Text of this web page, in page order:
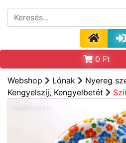
0 Ft
Webshop Lónak Nyereg
Kengyelszíj, Kengyelbetét